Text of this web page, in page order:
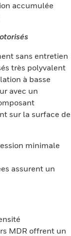
accumulée
sans entretien
très polyvalent
à basse
avec un
sur la surface de
minimale
assurent un
MDR offrent un